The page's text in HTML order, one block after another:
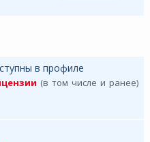
в профиле
(в том числе и ранее)